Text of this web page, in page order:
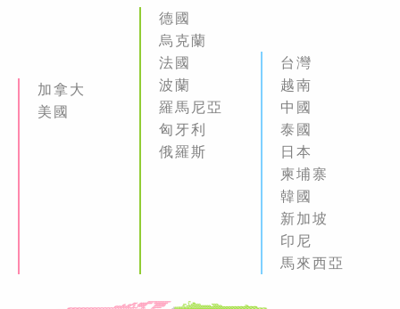
加拿大
美國
德國
烏克蘭
法國
波蘭
羅馬尼亞
匈牙利
俄羅斯
台灣
越南
中國
泰國
日本
柬埔寨
韓國
新加坡
印尼
馬來西亞